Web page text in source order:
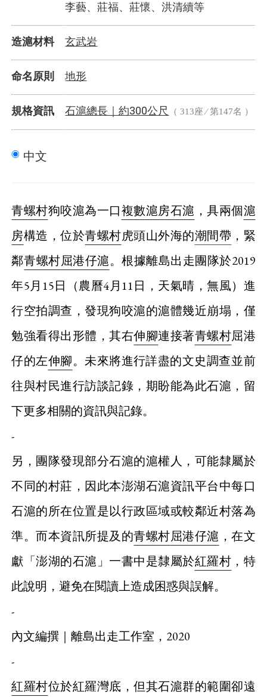
李藝、莊福、莊懷、洪清續等
造滬材料 玄武岩
命名原則 地形
規格資訊 石滬總長｜約300公尺 （ 313座 ⁄ 第147名 ）
中文
青螺村狗咬滬為一口複數滬房石滬 ，具兩個滬
房構造，位於青螺村虎頭山外海的潮間帶 ，緊
鄰青螺村屈港仔滬。根據離島出走團隊於2019
年5月15日（農曆4月11日，天氣晴，無風）進
行空拍調查，發現狗咬滬的滬體幾近崩塌，僅
勉強看得出形體，其右伸腳連接著青螺村屈港
仔的左伸腳。未來將進行詳盡的文史調查並前
往與村民進行訪談記錄，期盼能為此石滬，留
下更多相關的資訊與記錄。
-
另，團隊發現部分石滬的滬權人，可能隸屬於
不同的村莊，因此本澎湖石滬資訊平台中每口
石滬的所在位置是以行政區域或較鄰近村落為
準。而本資訊所提及的青螺村屈港仔滬 ，在文
獻「澎湖的石滬」一書中是隸屬於紅羅村 ，特
此說明，避免在閱讀上造成困惑與誤解。
-
內文編撰｜離島出走工作室，2020
-
紅羅村位於紅羅灣底，但其石滬群的範圍卻遠